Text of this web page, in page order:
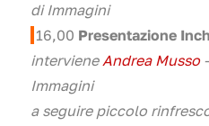
di Immagini
16,00 Presentazione
intervieneAndrea Musso
Immagini
a seguire piccolo